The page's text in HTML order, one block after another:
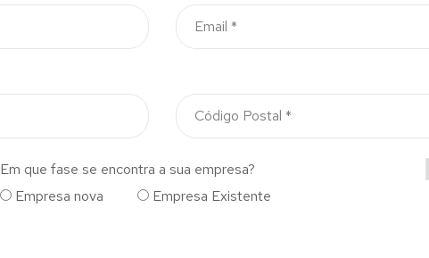
Em que fase se encontra a sua empresa?
Empresa nova
Empresa Existente